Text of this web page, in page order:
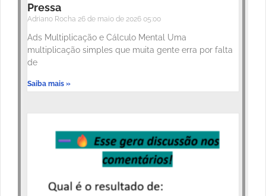
Pressa
Adriano Rocha 26 de maio de 2026 05:00
Ads Multiplicação e Cálculo Mental Uma
multiplicação simples que muita gente erra por falta
de
Saiba mais »